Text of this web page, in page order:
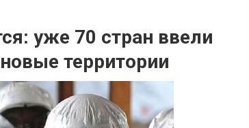
уже 70 стран ввели
территории